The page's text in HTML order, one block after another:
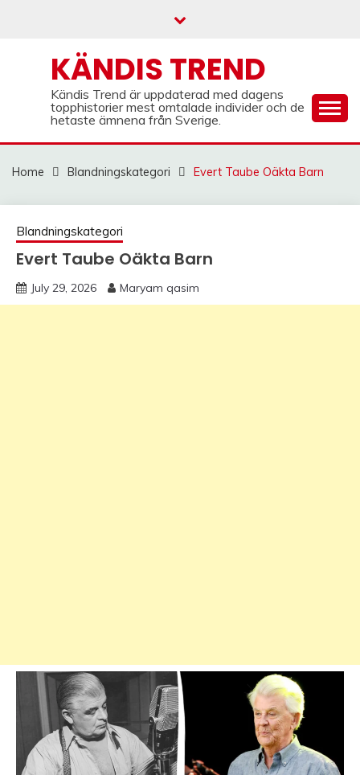
KÄNDIS TREND
Kändis Trend är uppdaterad med dagens
topphistorier mest omtalade individer och de
hetaste ämnena från Sverige.
Home Blandningskategori Evert Taube Oäkta Barn
Blandningskategori
Evert Taube Oäkta Barn
July 29, 2026 Maryam qasim